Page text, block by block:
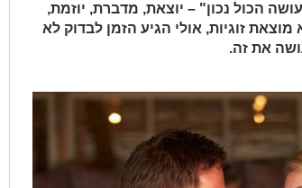
הכול נכון" – יוצאת, מדברת, יוזמת,
זוגיות, אולי הגיע הזמן לבדוק לא
את זה.